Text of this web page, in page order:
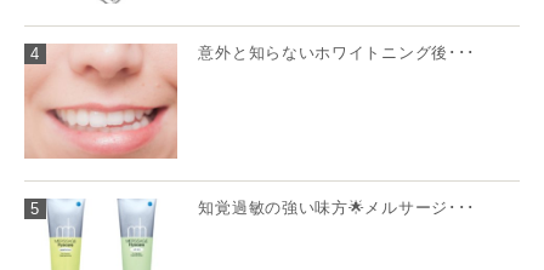
4 意外と知らないホワイトニング後･･･
5 知覚過敏の強い味方🌟メルサージ･･･